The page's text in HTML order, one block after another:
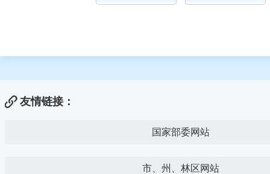
友情链接：
国家部委网站
市、州、林区网站